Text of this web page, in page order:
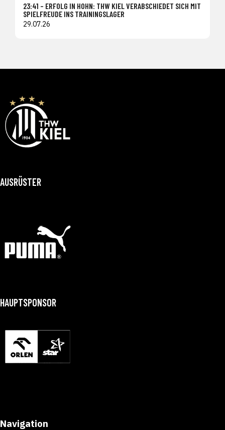
23:41 – ERFOLG IN HOHN: THW KIEL VERABSCHIEDET SICH MIT
SPIELFREUDE INS TRAININGSLAGER
29.07.26
AUSRÜSTER
HAUPTSPONSOR
Navigation